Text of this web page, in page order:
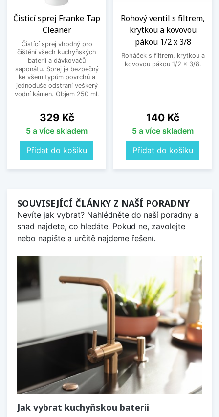
Čisticí sprej Franke Tap
Cleaner
Čistící sprej vhodný pro
čištění všech kuchyňských
baterií a dávkovačů
saponátu. Sprej je bezpečný
ke všem typům povrchů a
jednoduše odstraní veškerý
vodní kámen. Objem 250 ml.
Cena
329 Kč
5 a více skladem
Přidat do košíku
Rohový ventil s filtrem,
krytkou a kovovou
pákou 1/2 x 3/8
Roháček s filtrem, krytkou a
kovovou pákou 1/2 x 3/8.
Cena
140 Kč
5 a více skladem
Přidat do košíku
SOUVISEJÍCÍ ČLÁNKY Z NAŠÍ PORADNY
Nevíte jak vybrat? Nahlédněte do naší poradny a
snad najdete, co hledáte. Pokud ne, zavolejte
nebo napište a určitě najdeme řešení.
Jak vybrat kuchyňskou baterii